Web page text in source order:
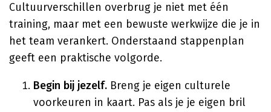
Cultuurverschillen overbrug je niet met één
training, maar met een bewuste werkwijze die je in
het team verankert. Onderstaand stappenplan
geeft een praktische volgorde.
Begin bij jezelf. Breng je eigen culturele
voorkeuren in kaart. Pas als je je eigen bril